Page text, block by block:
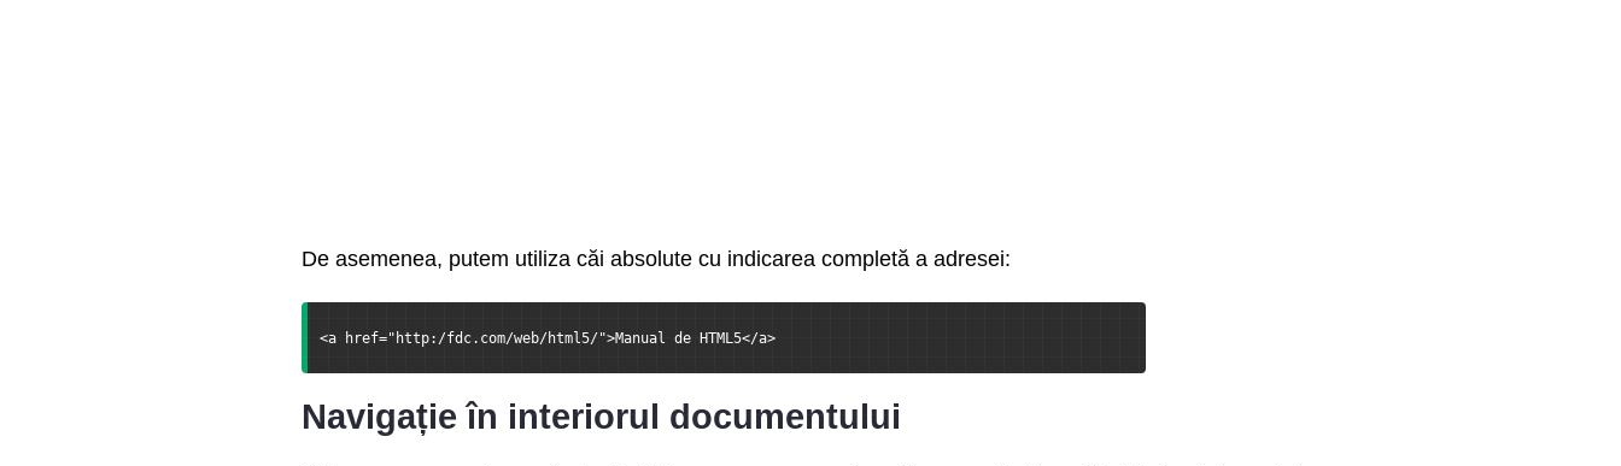
De asemenea, putem utiliza căi absolute cu indicarea completă a adresei:
<a href="http:/fdc.com/web/html5/">Manual de HTML5</a>
Navigație în interiorul documentului